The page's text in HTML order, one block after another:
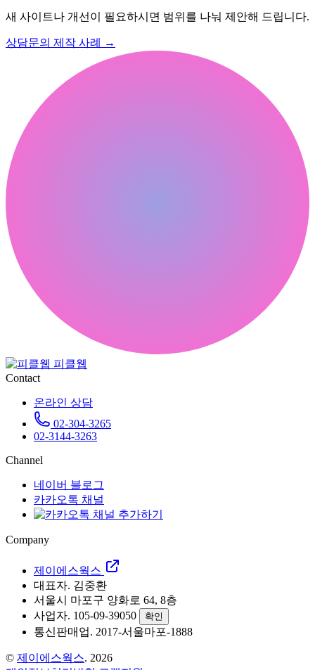
새 사이트나 개선이 필요하시면 범위를 나눠 제안해 드립니다.
상담문의 제작 사례 →
피클웹
Contact
온라인 상담
02-304-3265
02-3144-3263
Channel
네이버 블로그
카카오톡 채널
Company
제이에스웍스
대표자. 김중환
서울시 마포구 양화로 64, 8층
사업자. 105-09-39050
확인
통신판매업. 2017-서울마포-1888
© 제이에스웍스. 2026